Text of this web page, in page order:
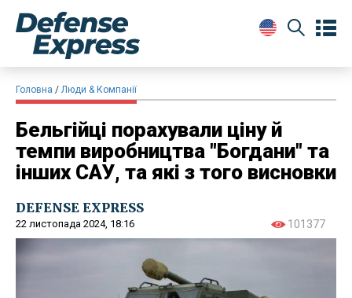
Головна Люди & Компанії
Бельгійці порахували ціну й
темпи виробництва "Богдани" та
інших САУ, та які з того висновки
DEFENSE EXPRESS
22 листопада 2024, 18:16 101377